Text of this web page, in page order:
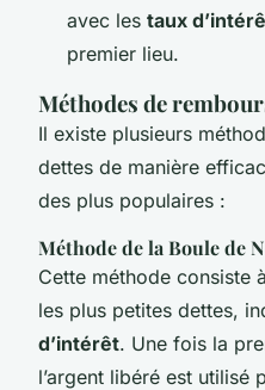
avec les taux
premier lieu.
Méthodes de
Il existe plusieurs
dettes de manière
des plus populaires :
Méthode de la Boule de
Cette méthode consiste
les plus petites dettes,
d’intérêt. Une fois la
l’argent libéré est utilisé